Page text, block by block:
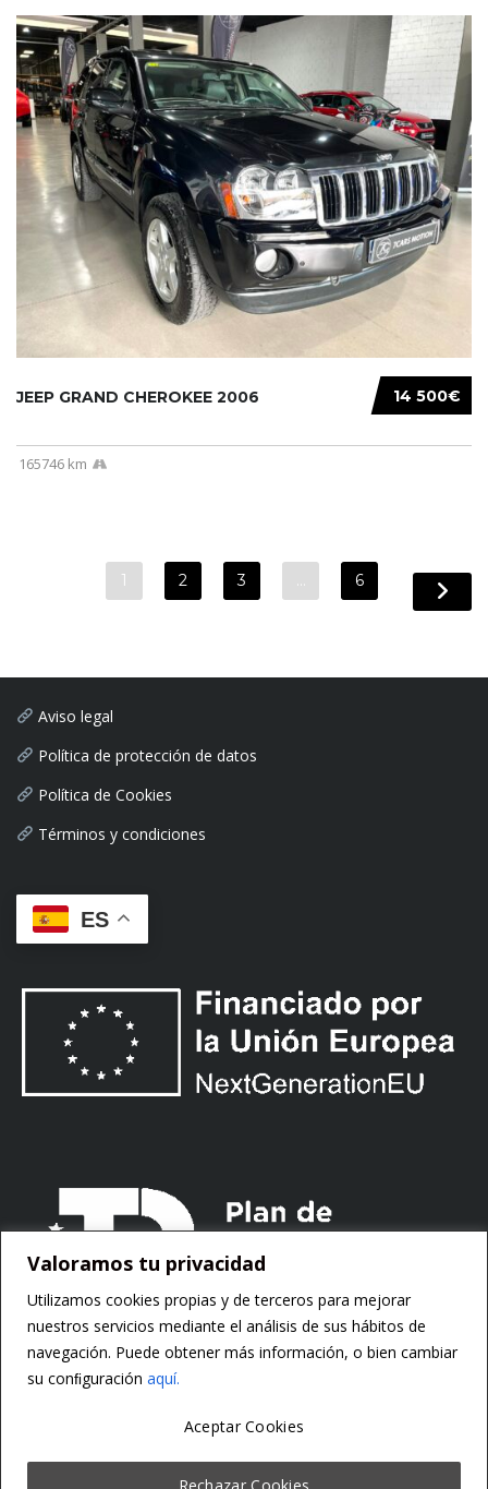
Valoramos tu privacidad
Utilizamos cookies propias y de terceros para mejorar
nuestros servicios mediante el análisis de sus hábitos de
navegación. Puede obtener más información, o bien cambiar
su conﬁguración aquí.
Rechazar Cookies
Aceptar Cookies
14 500€
JEEP GRAND CHEROKEE 2006
165746 km
1 2 3 … 6
Aviso legal
Política de protección de datos
Política de Cookies
Términos y condiciones
ES